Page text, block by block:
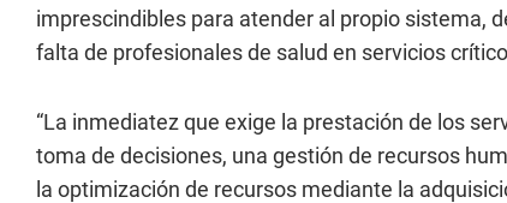
imprescindibles para atender al propio sistema,
falta de profesionales de salud en servicios
“La inmediatez que exige la prestación de los
toma de decisiones, una gestión de recursos
la optimización de recursos mediante la